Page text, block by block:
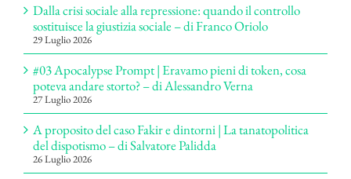
Dalla crisi sociale alla repressione: quando il controllo
sostituisce la giustizia sociale – di Franco Oriolo
29 Luglio 2026
#03 Apocalypse Prompt | Eravamo pieni di token, cosa
poteva andare storto? – di Alessandro Verna
27 Luglio 2026
A proposito del caso Fakir e dintorni | La tanatopolitica
del dispotismo – di Salvatore Palidda
26 Luglio 2026